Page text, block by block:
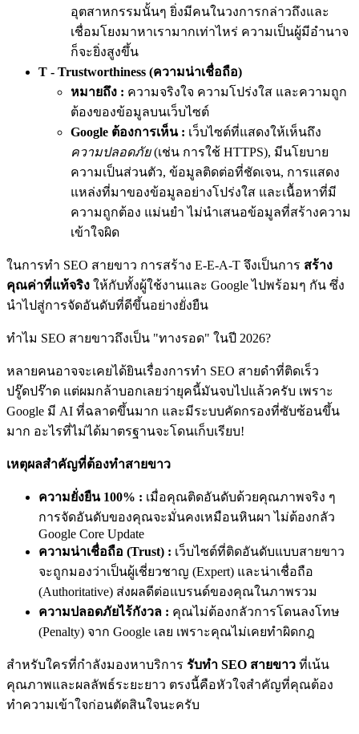
อุตสาหกรรมนั้นๆ ยิ่งมีคนในวงการกล่าวถึงและ
เชื่อมโยงมาหาเรามากเท่าไหร่ ความเป็นผู้มีอำนาจ
ก็จะยิ่งสูงขึ้น
T - Trustworthiness (ความน่าเชื่อถือ)
หมายถึง : ความจริงใจ ความโปร่งใส และความถูก
ต้องของข้อมูลบนเว็บไซต์
Google ต้องการเห็น : เว็บไซต์ที่แสดงให้เห็นถึง
ความปลอดภัย(เช่น การใช้ HTTPS), มีนโยบาย
ความเป็นส่วนตัว, ข้อมูลติดต่อที่ชัดเจน, การแสดง
แหล่งที่มาของข้อมูลอย่างโปร่งใส และเนื้อหาที่มี
ความถูกต้อง แม่นยำ ไม่นำเสนอข้อมูลที่สร้างความ
เข้าใจผิด
ในการทำ SEO สายขาว การสร้าง E-E-A-T จึงเป็นการ สร้าง
คุณค่าที่แท้จริง ให้กับทั้งผู้ใช้งานและ Google ไปพร้อมๆ กัน ซึ่ง
นำไปสู่การจัดอันดับที่ดีขึ้นอย่างยั่งยืน
ทำไม SEO สายขาวถึงเป็น "ทางรอด" ในปี 2026?
หลายคนอาจจะเคยได้ยินเรื่องการทำ SEO สายดำที่ติดเร็ว
ปรู๊ดปร๊าด แต่ผมกล้าบอกเลยว่ายุคนี้มันจบไปแล้วครับ เพราะ
Google มี AI ที่ฉลาดขึ้นมาก และมีระบบคัดกรองที่ซับซ้อนขึ้น
มาก อะไรที่ไม่ได้มาตรฐานจะโดนเก็บเรียบ!
เหตุผลสำคัญที่ต้องทำสายขาว
ความยั่งยืน 100% : เมื่อคุณติดอันดับด้วยคุณภาพจริง ๆ
การจัดอันดับของคุณจะมั่นคงเหมือนหินผา ไม่ต้องกลัว
Google Core Update
ความน่าเชื่อถือ (Trust) : เว็บไซต์ที่ติดอันดับแบบสายขาว
จะถูกมองว่าเป็นผู้เชี่ยวชาญ (Expert) และน่าเชื่อถือ
(Authoritative) ส่งผลดีต่อแบรนด์ของคุณในภาพรวม
ความปลอดภัยไร้กังวล : คุณไม่ต้องกลัวการโดนลงโทษ
(Penalty) จาก Google เลย เพราะคุณไม่เคยทำผิดกฎ
สำหรับใครที่กำลังมองหาบริการ รับทำ SEO สายขาว ที่เน้น
คุณภาพและผลลัพธ์ระยะยาว ตรงนี้คือหัวใจสำคัญที่คุณต้อง
ทำความเข้าใจก่อนตัดสินใจนะครับ